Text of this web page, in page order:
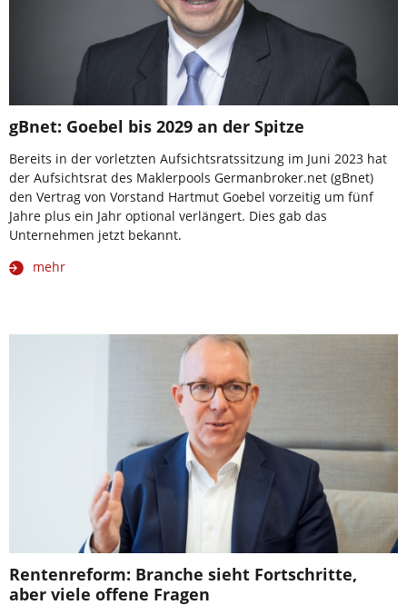
gBnet: Goebel bis 2029 an der Spitze
Bereits in der vorletzten Aufsichtsratssitzung im Juni 2023 hat
der Aufsichtsrat des Maklerpools Germanbroker.net (gBnet)
den Vertrag von Vorstand Hartmut Goebel vorzeitig um fünf
Jahre plus ein Jahr optional verlängert. Dies gab das
Unternehmen jetzt bekannt.
mehr
Rentenreform: Branche sieht Fortschritte,
aber viele offene Fragen